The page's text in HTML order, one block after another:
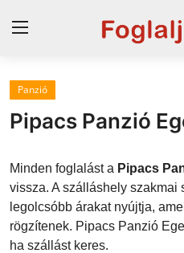
Horvát tengerpart
Magyarország
Horvátország
Szállások a Balatonon
Szállások Hajdúszoboszlón
Panzió
Pipacs Panzió
Minden foglalást a Pipacs
vissza. A szálláshely szakmai
legolcsóbb árakat nyújtja,
rögzítenek. Pipacs Panzió
ha szállást keres.